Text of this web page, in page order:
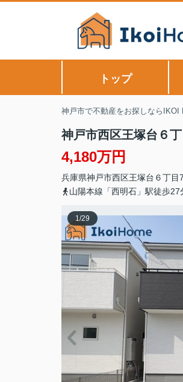
トップ
神戸市で不動産をお探しならIKOI
神戸市西区王塚台
4,180万円
兵庫県神戸市西区王塚台 ６丁目
山陽本線「西明石」駅徒歩27
1/29